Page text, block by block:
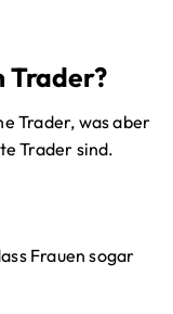
Trader?
Trader, was aber
Trader sind.
Frauen sogar